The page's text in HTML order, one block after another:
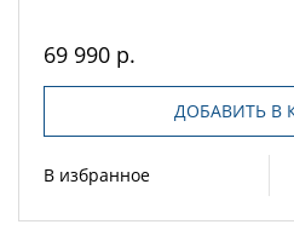
69 990 р.
ДОБАВИТЬ В
В избранное